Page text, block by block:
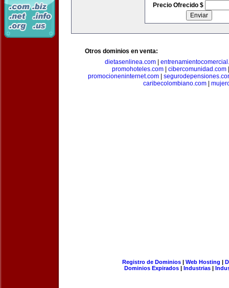
Precio Ofrecido $
Otros dominios en venta:
dietasenlinea.com|
promohoteles.com
cibercomunidad.com
promocioneninternet.com|
caribecolombiano.com|
Registro de Dominios| Web Hosting |
Dominios Expirados | Industrias |